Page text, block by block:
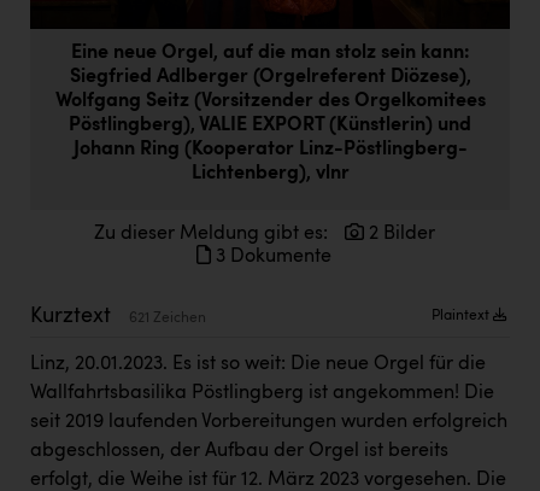
ERLUS AG
everfield
Firmenradl
HIG Infomotion Group
INTERSPAR
INTERSPORT Austria
Jesolo
Eine neue Orgel, auf die man stolz sein kann:
Siegfried Adlberger (Orgelreferent Diözese),
Wolfgang Seitz (Vorsitzender des Orgelkomitees
Pöstlingberg), VALIE EXPORT (Künstlerin) und
Johann Ring (Kooperator Linz-Pöstlingberg-
Lichtenberg), vlnr
Zu dieser Meldung gibt es:
2 Bilder
3 Dokumente
Kurztext 621 Zeichen Plaintext
Linz, 20.01.2023. Es ist so weit: Die neue Orgel für die
Wallfahrtsbasilika Pöstlingberg ist angekommen! Die
seit 2019 laufenden Vorbereitungen wurden erfolgreich
abgeschlossen, der Aufbau der Orgel ist bereits
erfolgt, die Weihe ist für 12. März 2023 vorgesehen. Die